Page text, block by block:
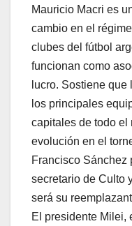
Mauricio Macri es
cambio en el
clubes del fútbol
funcionan como
lucro. Sostiene
los principales
capitales de todo el
evolución en el
Francisco Sánchez
secretario de Culto
será su
El presidente Milei,